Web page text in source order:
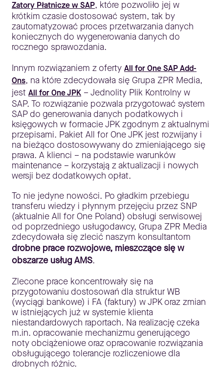
Zatory Płatnicze w SAP, które pozwoliło jej w
krótkim czasie dostosować system, tak by
zautomatyzować proces przetwarzania danych
koniecznych do wygenerowania danych do
rocznego sprawozdania.
Innym rozwiązaniem z oferty All for One SAP Add-
Ons, na które zdecydowała się Grupa ZPR Media,
jest All for One JPK – Jednolity Plik Kontrolny w
SAP. To rozwiązanie pozwala przygotować system
SAP do generowania danych podatkowych i
księgowych w formacie JPK zgodnym z aktualnymi
przepisami. Pakiet All for One JPK jest rozwijany i
na bieżąco dostosowywany do zmieniającego się
prawa. A klienci – na podstawie warunków
maintenance – korzystają z aktualizacji i nowych
wersji bez dodatkowych opłat.
To nie jedyne nowości. Po gładkim przebiegu
transferu wiedzy i płynnym przejęciu przez SNP
(aktualnie All for One Poland) obsługi serwisowej
od poprzedniego usługodawcy, Grupa ZPR Media
zdecydowała się zlecić naszym konsultantom
drobne prace rozwojowe, mieszczące się w
obszarze usług AMS.
Zlecone prace koncentrowały się na
przygotowaniu dostosowań dla struktur WB
(wyciągi bankowe) i FA (faktury) w JPK oraz zmian
w istniejących już w systemie klienta
niestandardowych raportach. Na realizację czeka
m.in. opracowanie mechanizmu generującego
noty obciążeniowe oraz opracowanie rozwiązania
obsługującego tolerancje rozliczeniowe dla
drobnych różnic.